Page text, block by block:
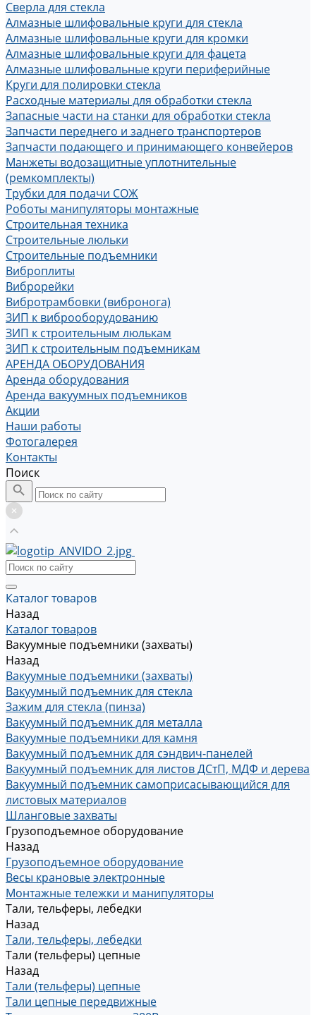
Сверла для стекла
Алмазные шлифовальные круги для стекла
Алмазные шлифовальные круги для кромки
Алмазные шлифовальные круги для фацета
Алмазные шлифовальные круги периферийные
Круги для полировки стекла
Расходные материалы для обработки стекла
Запасные части на станки для обработки стекла
Запчасти переднего и заднего транспортеров
Запчасти подающего и принимающего конвейеров
Манжеты водозащитные уплотнительные
(ремкомплекты)
Трубки для подачи СОЖ
Роботы манипуляторы монтажные
Строительная техника
Строительные люльки
Строительные подъемники
Виброплиты
Виброрейки
Вибротрамбовки (вибронога)
ЗИП к виброоборудованию
ЗИП к строительным люлькам
ЗИП к строительным подъемникам
АРЕНДА ОБОРУДОВАНИЯ
Аренда оборудования
Аренда вакуумных подъемников
Акции
Наши работы
Фотогалерея
Контакты
Поиск
Каталог товаров
Назад
Каталог товаров
Вакуумные подъемники (захваты)
Назад
Вакуумные подъемники (захваты)
Вакуумный подъемник для стекла
Зажим для стекла (пинза)
Вакуумный подъемник для металла
Вакуумные подъемники для камня
Вакуумный подъемник для сэндвич-панелей
Вакуумный подъемник для листов ДСтП, МДФ и дерева
Вакуумный подъемник самоприсасывающийся для
листовых материалов
Шланговые захваты
Грузоподъемное оборудование
Назад
Грузоподъемное оборудование
Весы крановые электронные
Монтажные тележки и манипуляторы
Тали, тельферы, лебедки
Назад
Тали, тельферы, лебедки
Тали (тельферы) цепные
Назад
Тали (тельферы) цепные
Тали цепные передвижные